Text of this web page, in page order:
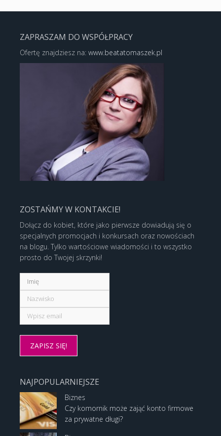
ZAPRASZAM DO WSPÓŁPRACY
Ofertę znajdziesz na: www.beatatomaszek.pl
ZOSTAŃMY W KONTAKCIE!
Dołącz do kobiet, które jako pierwsze dowiadują się o
specjalnych promocjach i konkursach oraz nowościach
na blogu. Tylko wartościowe wiadomości i to wszystko
prosto do Twojej skrzynki!
NAJPOPULARNIEJSZE
Biznes
Czy komornik może zająć konto firmowe
za prywatne długi?